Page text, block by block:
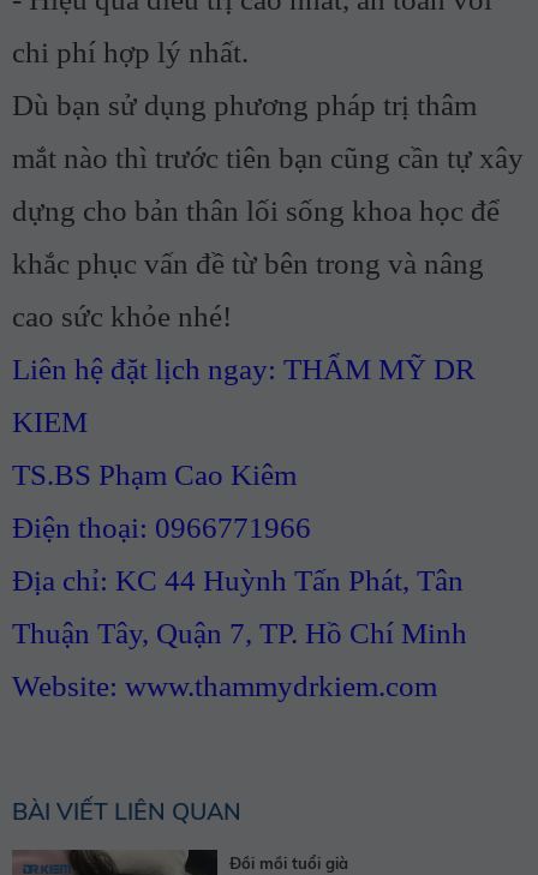
chi phí hợp lý nhất.
Dù bạn sử dụng phương pháp trị thâm
mắt nào thì trước tiên bạn cũng cần tự xây
dựng cho bản thân lối sống khoa học để
khắc phục vấn đề từ bên trong và nâng
cao sức khỏe nhé!
Liên hệ đặt lịch ngay: THẨM MỸ DR
KIEM
TS.BS Phạm Cao Kiêm
Điện thoại: 0966771966
Địa chỉ: KC 44 Huỳnh Tấn Phát, Tân
Thuận Tây, Quận 7, TP. Hồ Chí Minh
Website: www.thammydrkiem.com
BÀI VIẾT LIÊN QUAN
Đồi mồi tuổi già